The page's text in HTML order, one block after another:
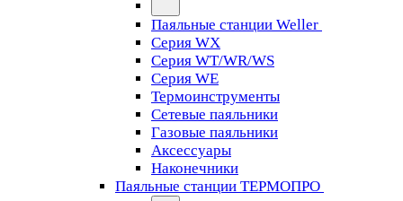
Паяльные станции Weller
Серия WX
Серия WT/WR/WS
Серия WE
Термоинструменты
Сетевые паяльники
Газовые паяльники
Аксессуары
Наконечники
Паяльные станции ТЕРМОПРО